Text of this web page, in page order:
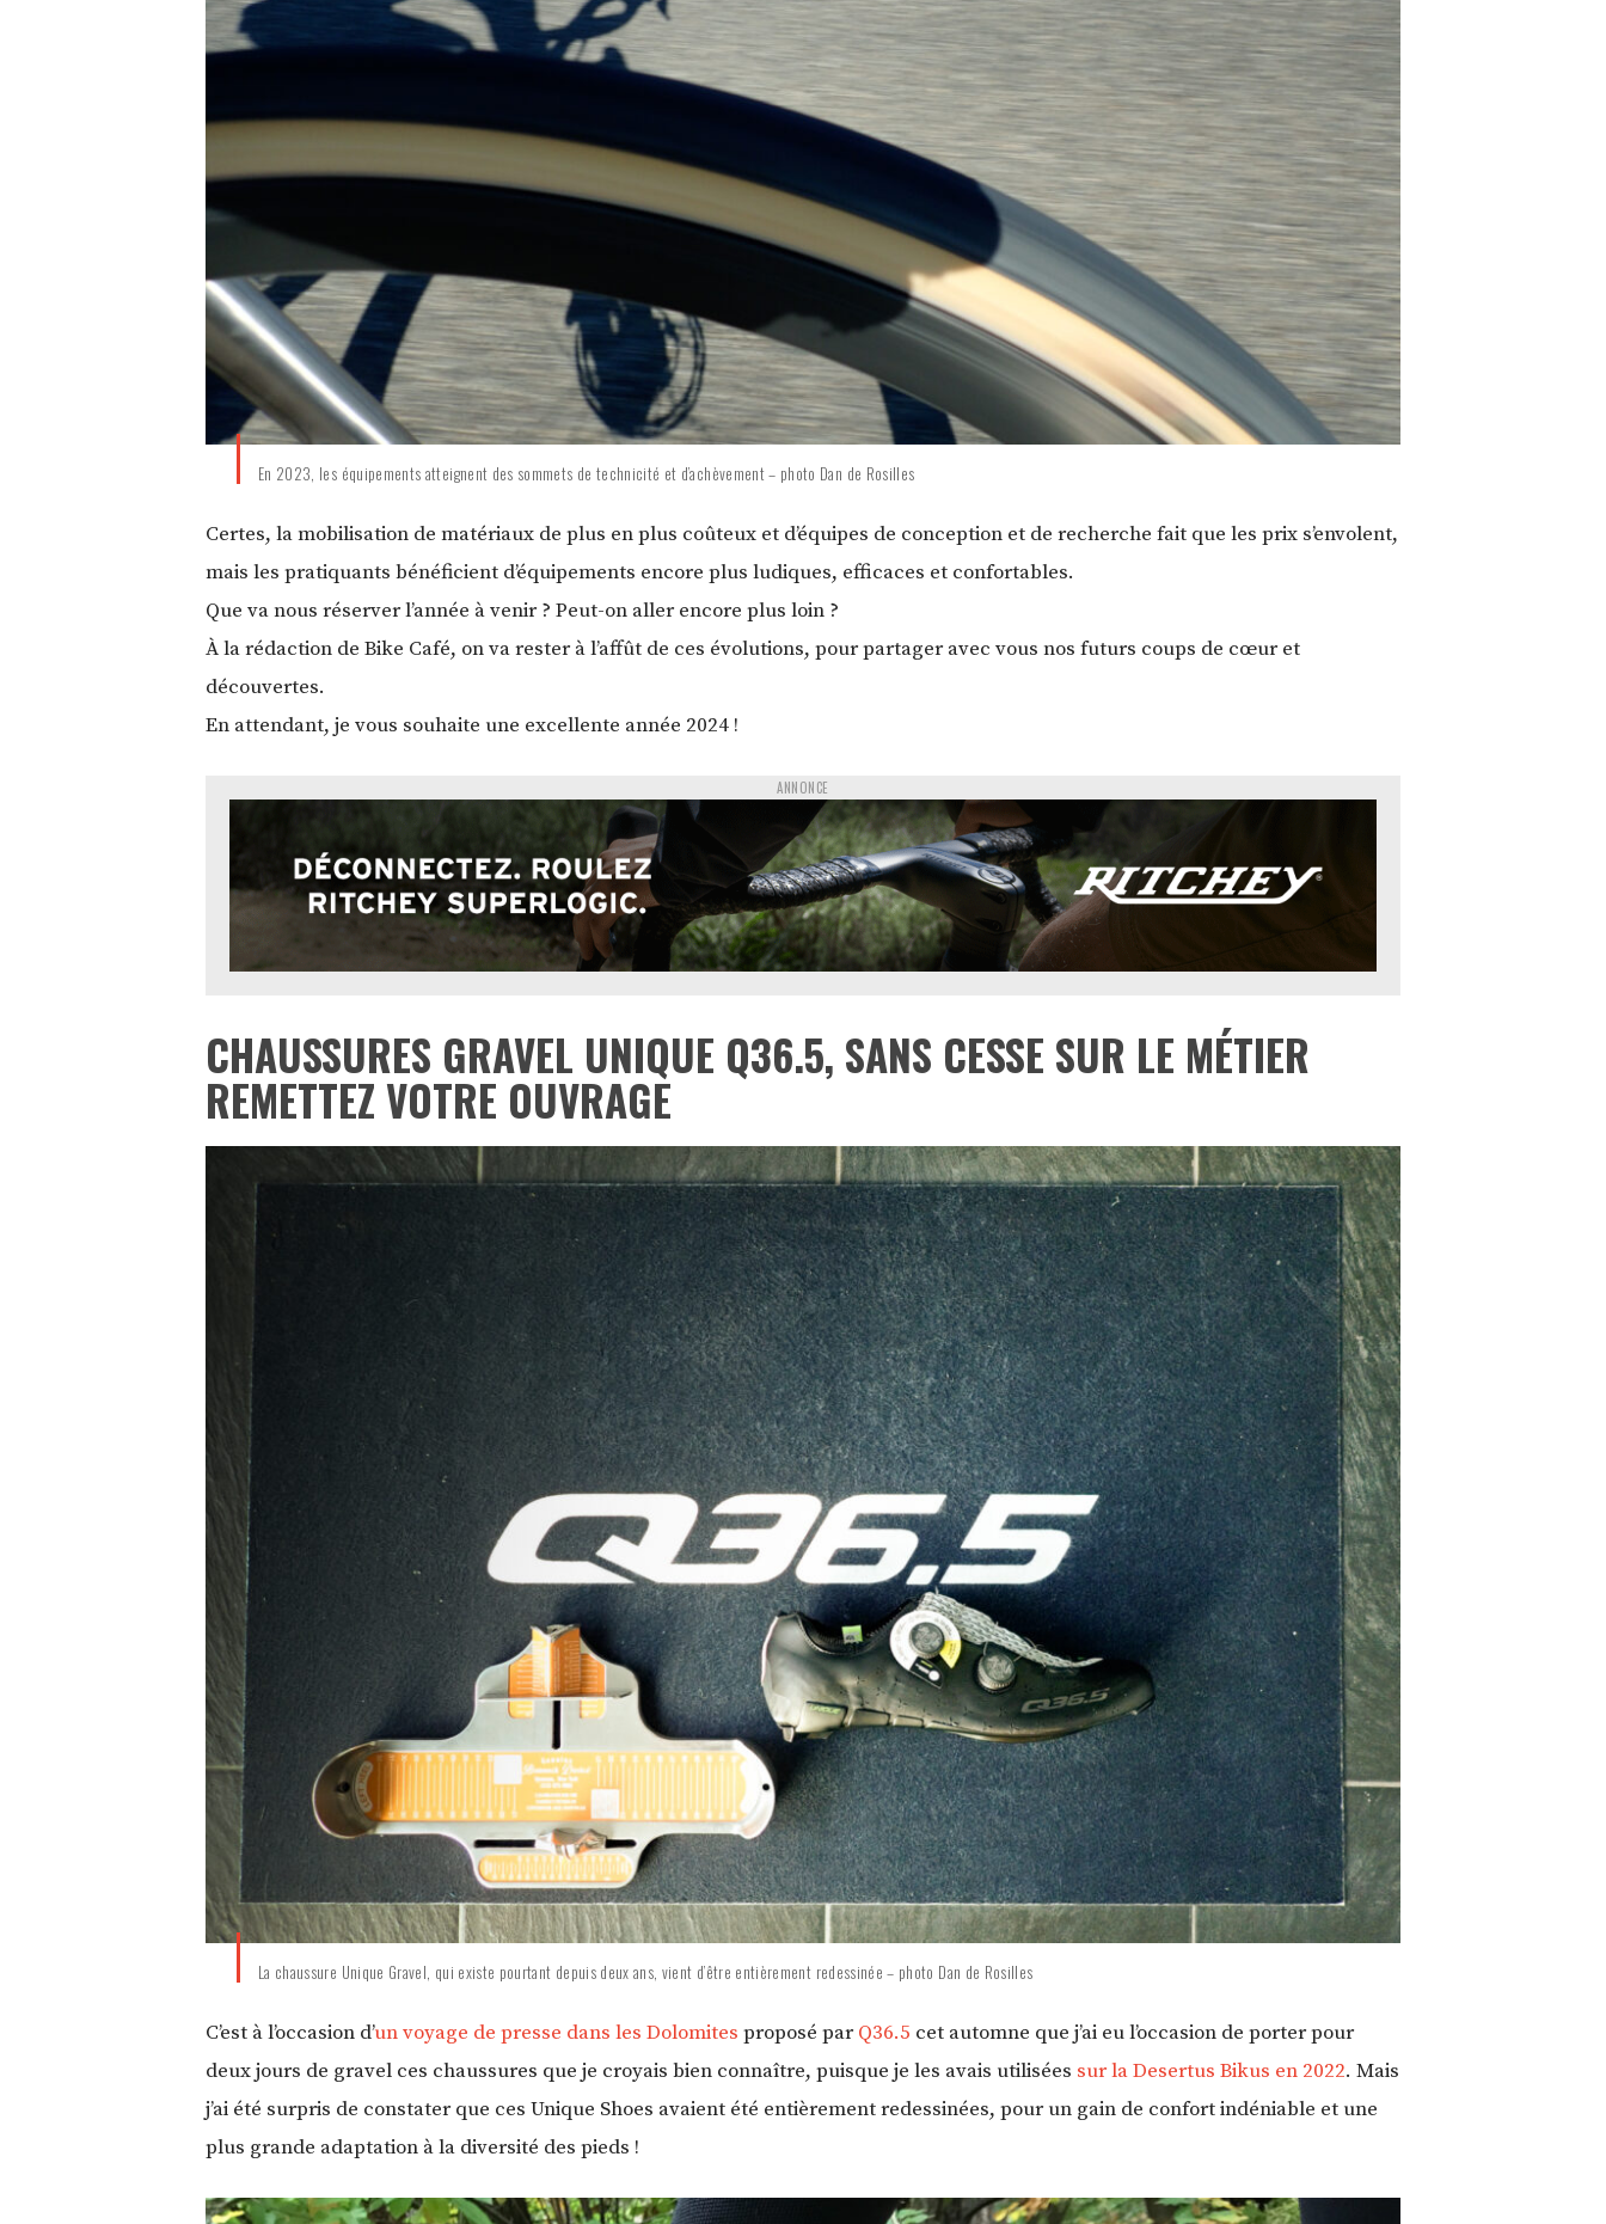
En 2023, les équipements atteignent des sommets de technicité et d’achèvement – photo Dan de Rosilles
Certes, la mobilisation de matériaux de plus en plus coûteux et d’équipes de conception et de recherche fait que les prix s’envolent,
mais les pratiquants bénéficient d’équipements encore plus ludiques, efficaces et confortables.
Que va nous réserver l’année à venir ? Peut-on aller encore plus loin ?
À la rédaction de Bike Café, on va rester à l’affût de ces évolutions, pour partager avec vous nos futurs coups de cœur et
découvertes.
En attendant, je vous souhaite une excellente année 2024 !
ANNONCE
CHAUSSURES GRAVEL UNIQUE Q36.5, SANS CESSE SUR LE MÉTIER
REMETTEZ VOTRE OUVRAGE
La chaussure Unique Gravel, qui existe pourtant depuis deux ans, vient d’être entièrement redessinée – photo Dan de Rosilles
C’est à l’occasion d’un voyage de presse dans les Dolomites proposé parQ36.5 cet automne que j’ai eu l’occasion de porter pour
deux jours de gravel ces chaussures que je croyais bien connaître, puisque je les avais utilisées sur la Desertus Bikus en 2022. Mais
j’ai été surpris de constater que ces Unique Shoes avaient été entièrement redessinées, pour un gain de confort indéniable et une
plus grande adaptation à la diversité des pieds !